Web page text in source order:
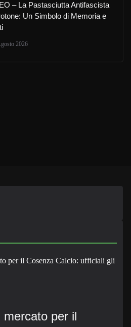
– La Pastasciutta Antifascista
Un Simbolo di Memoria e
2026
mercato per il